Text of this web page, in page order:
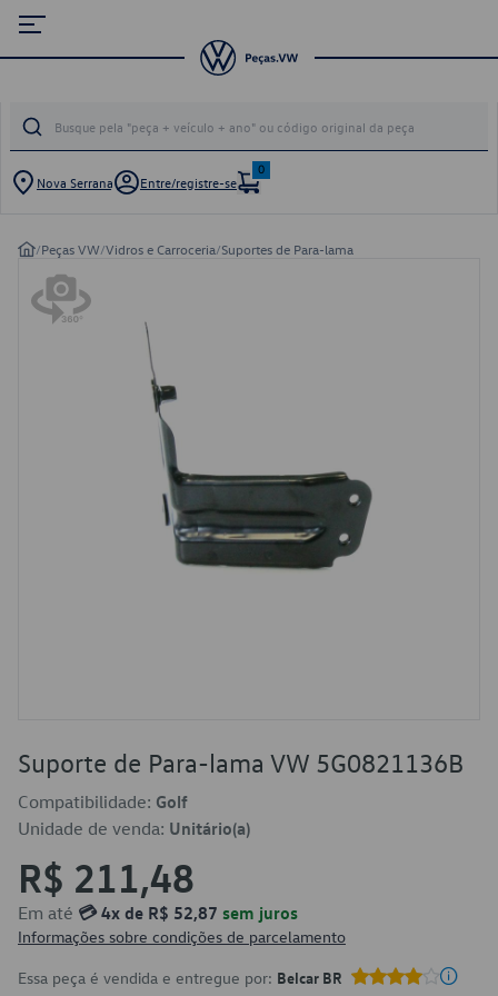
Nova Serrana Entre/registre-se
0
/Peças VW/Vidros e Carroceria/Suportes de Para-lama
Suporte de Para-lama VW 5G0821136B
Compatibilidade: Golf
Unidade de venda: Unitário(a)
R$ 211,48
Em até 💳 4x de R$ 52,87 sem juros
Informações sobre condições de parcelamento
Essa peça é vendida e entregue por: Belcar BR